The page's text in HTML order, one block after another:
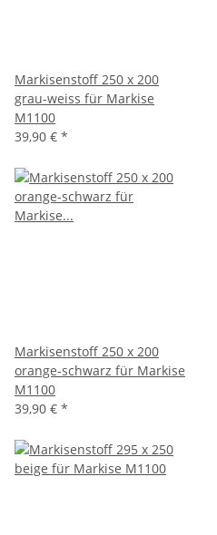
Markisenstoff 250 x 200
grau-weiss für Markise
M1100
39,90 € *
Markisenstoff 250 x 200
orange-schwarz für Markise
M1100
39,90 € *